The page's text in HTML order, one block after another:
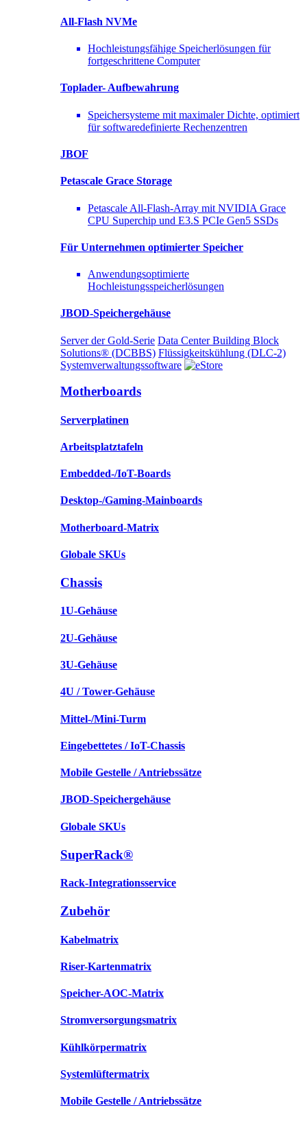
All-Flash NVMe
Hochleistungsfähige Speicherlösungen für
fortgeschrittene Computer
Toplader-Aufbewahrung
Speichersysteme mit maximaler Dichte, optimiert
für softwaredefinierte Rechenzentren
JBOF
Petascale Grace Storage
Petascale All-Flash-Array mit NVIDIA Grace
CPU Superchip und E3.S PCIe Gen5 SSDs
Für Unternehmen optimierter Speicher
Anwendungsoptimierte
Hochleistungsspeicherlösungen
JBOD-Speichergehäuse
Server der Gold-Serie Data Center Building Block
Solutions® (DCBBS) Flüssigkeitskühlung (DLC-2)
Systemverwaltungssoftware
Motherboards
Serverplatinen
Arbeitsplatztafeln
Embedded-/IoT-Boards
Desktop-/Gaming-Mainboards
Motherboard-Matrix
Globale SKUs
Chassis
1U-Gehäuse
2U-Gehäuse
3U-Gehäuse
4U / Tower-Gehäuse
Mittel-/Mini-Turm
Eingebettetes / IoT-Chassis
Mobile Gestelle / Antriebssätze
JBOD-Speichergehäuse
Globale SKUs
SuperRack®
Rack-Integrationsservice
Zubehör
Kabelmatrix
Riser-Kartenmatrix
Speicher-AOC-Matrix
Stromversorgungsmatrix
Kühlkörpermatrix
Systemlüftermatrix
Mobile Gestelle / Antriebssätze